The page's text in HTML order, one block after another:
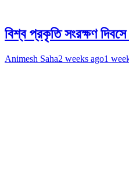
বিশ্ব প্রকৃতি সংরক্ষণ
Animesh Saha2 weeks ago1